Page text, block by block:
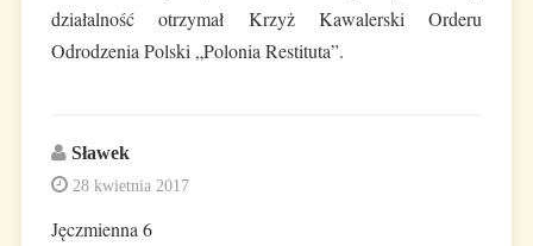
działalność otrzymał Krzyż Kawalerski Orderu
Odrodzenia Polski „Polonia Restituta”.
Sławek
28 kwietnia 2017
Jęczmienna 6